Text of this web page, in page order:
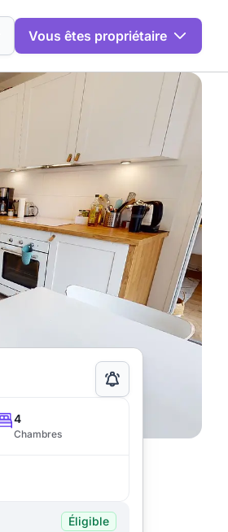
Vous êtes propriétaire
4
Chambres
Éligible